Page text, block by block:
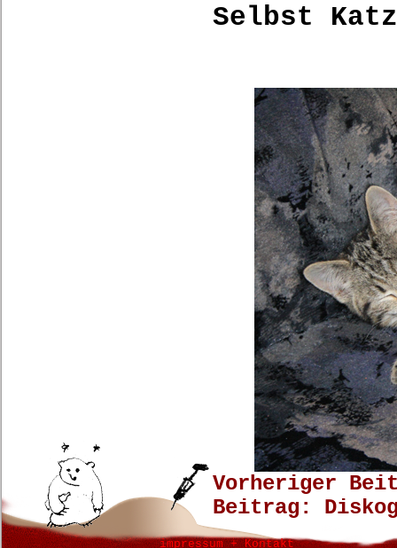
Selbst
Vorheriger
Beitrag:
impressum + Kontakt